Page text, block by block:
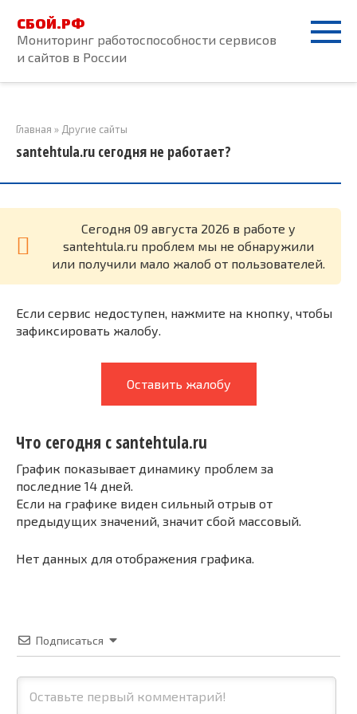
контенту
СБОЙ.РФ
Мониторинг работоспособности сервисов
и сайтов в России
Главная » Другие сайты
santehtula.ru сегодня не работает?
Cегодня 09 августа 2026 в работе у
santehtula.ru проблем мы не обнаружили
или получили мало жалоб от пользователей.
Если сервис недоступен, нажмите на кнопку, чтобы
зафиксировать жалобу.
Оставить жалобу
Что сегодня с santehtula.ru
График показывает динамику проблем за
последние 14 дней.
Если на графике виден сильный отрыв от
предыдущих значений, значит сбой массовый.
Нет данных для отображения графика.
Подписаться